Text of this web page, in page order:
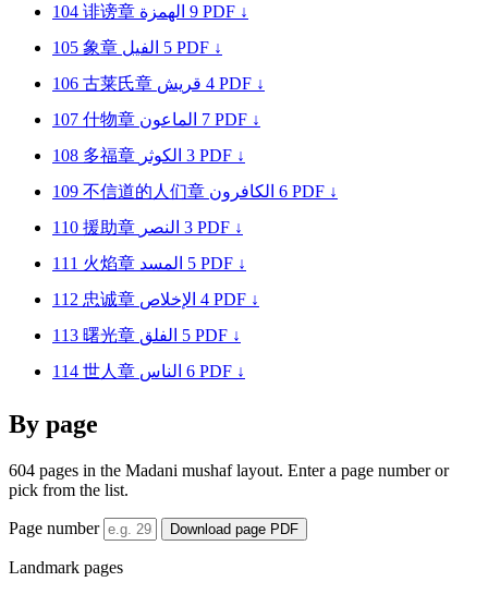
104 诽谤章 الهمزة 9 PDF ↓
105 象章 الفيل 5 PDF ↓
106 古莱氏章 قريش 4 PDF ↓
107 什物章 الماعون 7 PDF ↓
108 多福章 الكوثر 3 PDF ↓
109 不信道的人们章 الكافرون 6 PDF ↓
110 援助章 النصر 3 PDF ↓
111 火焰章 المسد 5 PDF ↓
112 忠诚章 الإخلاص 4 PDF ↓
113 曙光章 الفلق 5 PDF ↓
114 世人章 الناس 6 PDF ↓
By page
604 pages in the Madani mushaf layout. Enter a page number or
pick from the list.
Page number Download page PDF
Landmark pages